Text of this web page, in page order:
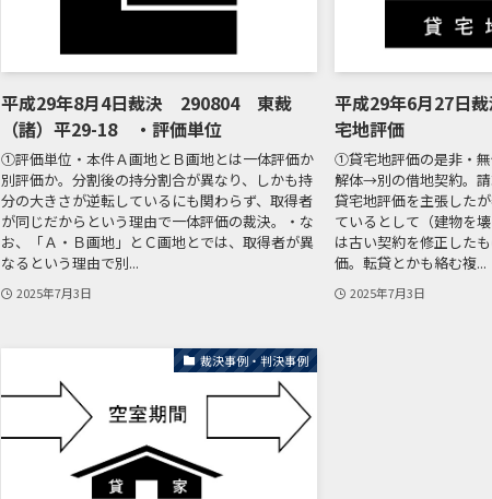
平成29年8月4日裁決 290804 東裁
（諸）平29-18 ・評価単位
①評価単位・本件Ａ画地とＢ画地とは一体評価か
別評価か。分割後の持分割合が異なり、しかも持
分の大きさが逆転しているにも関わらず、取得者
が同じだからという理由で一体評価の裁決。・な
お、「Ａ・Ｂ画地」とＣ画地とでは、取得者が異
なるという理由で別...
2025年7月3日
平成29年6月27日
宅地評価
①貸宅地評価の是非・
解体→別の借地契約。
貸宅地評価を主張した
ているとして（建物を
は古い契約を修正した
価。転貸とかも絡む複...
2025年7月3日
裁決事例・判決事例